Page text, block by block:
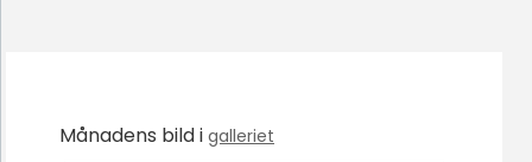
Månadens bild i galleriet